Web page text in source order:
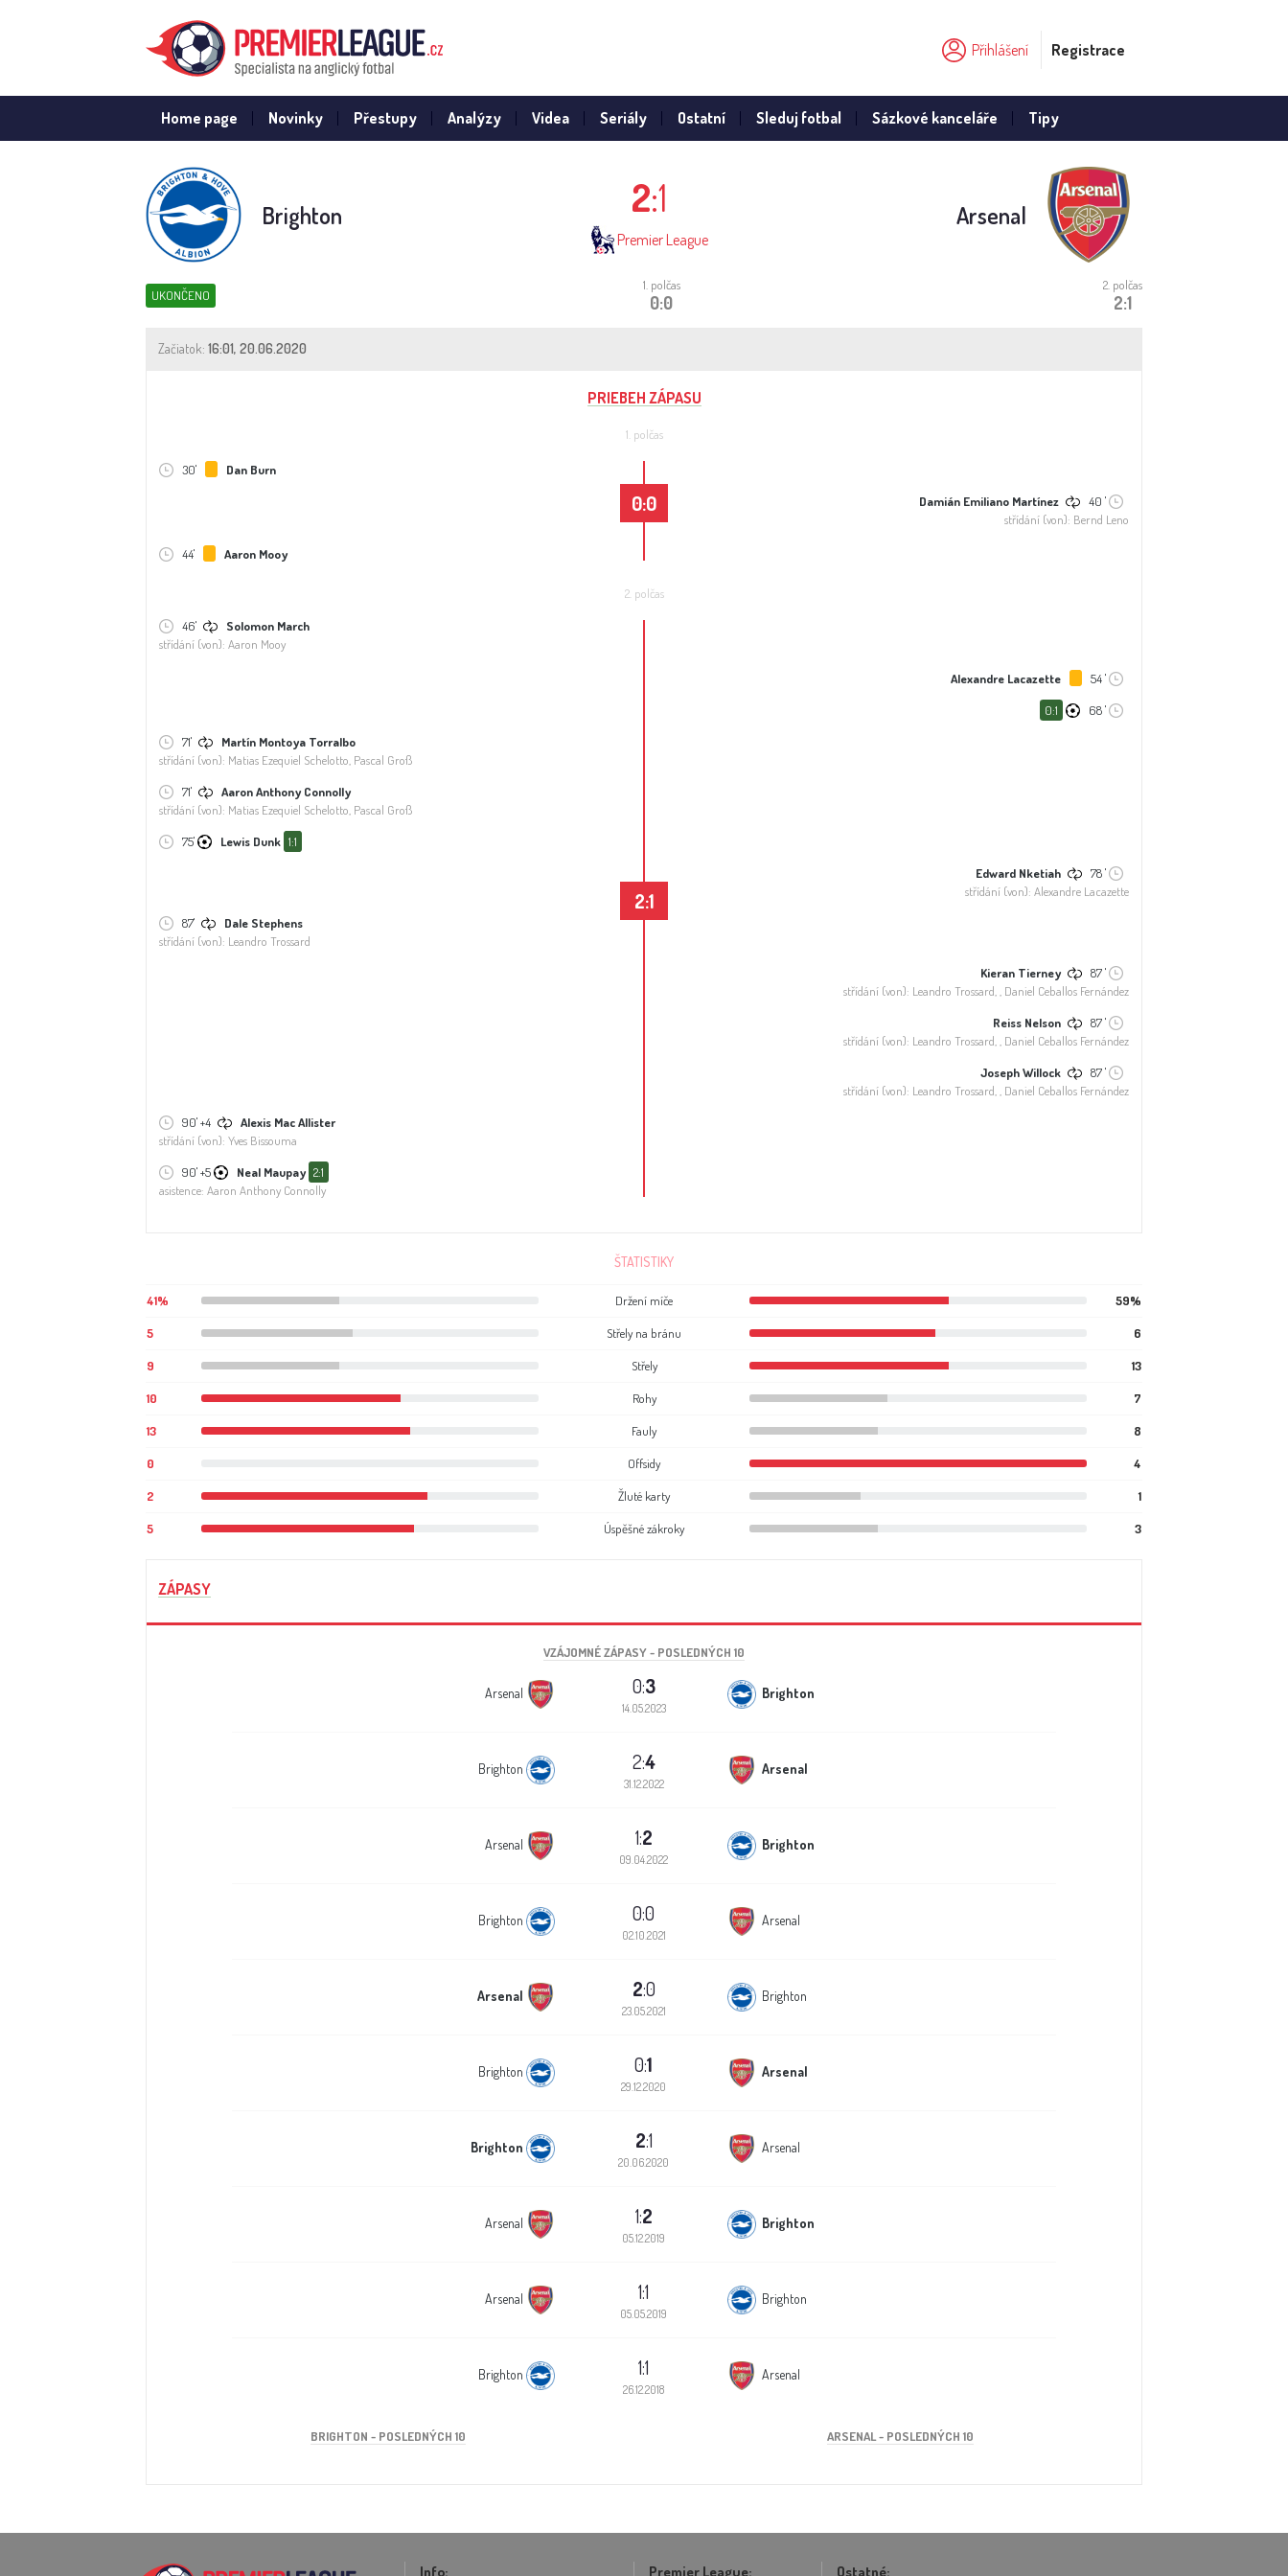
Přihlášení Registrace
Home page Novinky Přestupy Analýzy Videa Seriály Ostatní Sleduj fotbal Sázkové kanceláře Tipy
Brighton 2:1
Premier League
Arsenal
UKONČENO
1. polčas
0:0
2. polčas
2:1
Začiatok: 16:01, 20.06.2020
PRIEBEH ZÁPASU
1. polčas
0:0
30' Dan Burn
Damián Emiliano Martínez
40 '
střídání (von): Bernd Leno
44' Aaron Mooy
2. polčas
2:1
46'
Solomon March
střídání (von): Aaron Mooy
Alexandre Lacazette 54 '
0:1 68 '
71'
Martín Montoya Torralbo
střídání (von): Matias Ezequiel Schelotto, Pascal Groß
71'
Aaron Anthony Connolly
střídání (von): Matias Ezequiel Schelotto, Pascal Groß
75' Lewis Dunk 1:1
Edward Nketiah
78 '
střídání (von): Alexandre Lacazette
87'
Dale Stephens
střídání (von): Leandro Trossard
Kieran Tierney
87 '
střídání (von): Leandro Trossard, , Daniel Ceballos Fernández
Reiss Nelson
87 '
střídání (von): Leandro Trossard, , Daniel Ceballos Fernández
Joseph Willock
87 '
střídání (von): Leandro Trossard, , Daniel Ceballos Fernández
90' +4
Alexis Mac Allister
střídání (von): Yves Bissouma
90' +5 Neal Maupay 2:1
asistence: Aaron Anthony Connolly
ŠTATISTIKY
41% Držení míče 59%
5 Střely na bránu 6
9 Střely 13
10 Rohy 7
13 Fauly 8
0 Offsidy 4
2 Žluté karty 1
5 Úspěšné zákroky 3
ZÁPASY
VZÁJOMNÉ ZÁPASY - POSLEDNÝCH 10
Arsenal 0:3
14.05.2023
Brighton
Brighton 2:4
31.12.2022
Arsenal
Arsenal 1:2
09.04.2022
Brighton
Brighton 0:0
02.10.2021
Arsenal
Arsenal 2:0
23.05.2021
Brighton
Brighton 0:1
29.12.2020
Arsenal
Brighton 2:1
20.06.2020
Arsenal
Arsenal 1:2
05.12.2019
Brighton
Arsenal 1:1
05.05.2019
Brighton
Brighton 1:1
26.12.2018
Arsenal
BRIGHTON - POSLEDNÝCH 10 ARSENAL - POSLEDNÝCH 10
Info: Premier League: Ostatné: